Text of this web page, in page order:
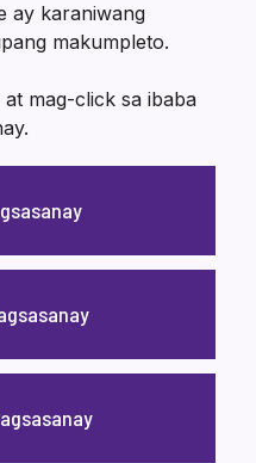
ay karaniwang
makumpleto.
mag-click sa ibaba